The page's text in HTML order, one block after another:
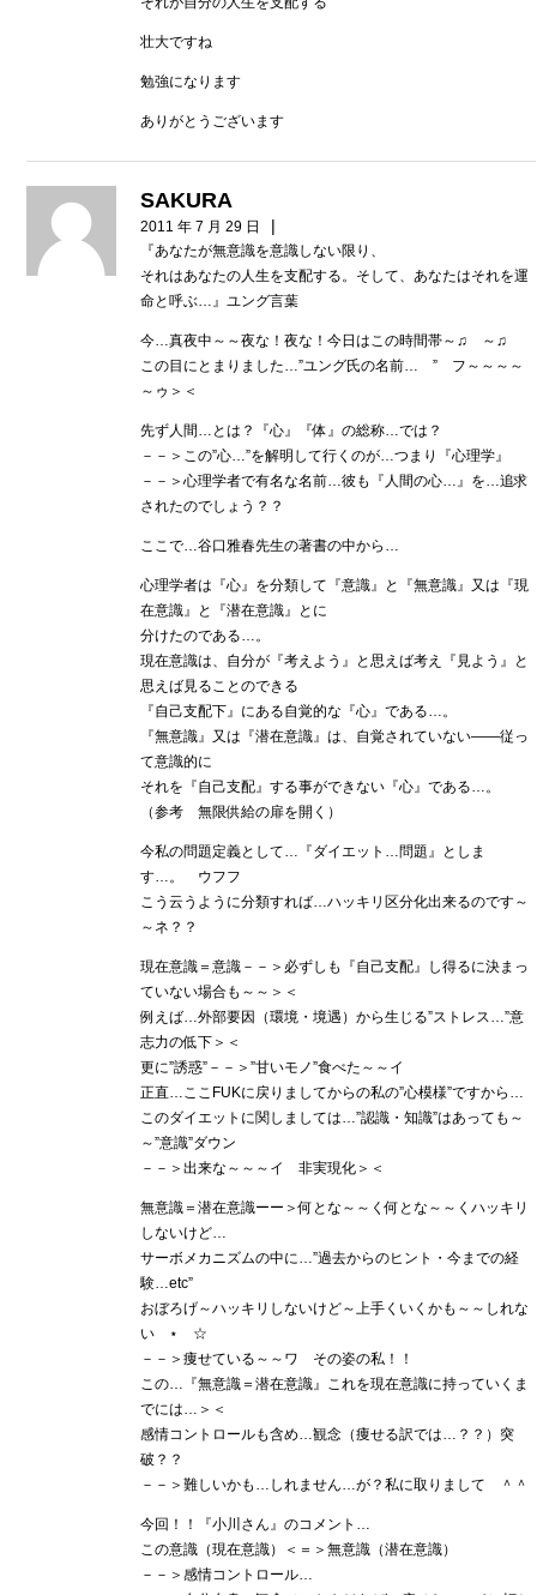
壮大ですね
勉強になります
ありがとうございます
SAKURA
2011 年 7 月 29 日 |
『あなたが無意識を意識しない限り、
それはあなたの人生を支配する。そして、あなたはそれを運
命と呼ぶ…』ユング言葉
今…真夜中～～夜な！夜な！今日はこの時間帯～♫ ～♫
この目にとまりました…”ユング氏の名前… ” フ～～～～
～ゥ＞＜
先ず人間…とは？『心』『体』の総称…では？
－－＞この”心…”を解明して行くのが…つまり『心理学』
－－＞心理学者で有名な名前…彼も『人間の心…』を…追求
されたのでしょう？？
ここで…谷口雅春先生の著書の中から…
心理学者は『心』を分類して『意識』と『無意識』又は『現
在意識』と『潜在意識』とに
分けたのである…。
現在意識は、自分が『考えよう』と思えば考え『見よう』と
思えば見ることのできる
『自己支配下』にある自覚的な『心』である…。
『無意識』又は『潜在意識』は、自覚されていない――従っ
て意識的に
それを『自己支配』する事ができない『心』である…。
（参考 無限供給の扉を開く）
今私の問題定義として…『ダイエット…問題』としま
す…。 ウフフ
こう云うように分類すれば…ハッキリ区分化出来るのです～
～ネ？？
現在意識＝意識－－＞必ずしも『自己支配』し得るに決まっ
ていない場合も～～＞＜
例えば…外部要因（環境・境遇）から生じる”ストレス…”意
志力の低下＞＜
更に”誘惑”－－＞”甘いモノ”食べた～～イ
正直…ここFUKに戻りましてからの私の”心模様”ですから…
このダイエットに関しましては…”認識・知識”はあっても～
～”意識”ダウン
－－＞出来な～～～イ 非実現化＞＜
無意識＝潜在意識ーー＞何とな～～く何とな～～くハッキリ
しないけど…
サーボメカニズムの中に…”過去からのヒント・今までの経
験…etc”
おぼろげ～ハッキリしないけど～上手くいくかも～～しれな
い ⋆ ☆
－－＞痩せている～～ワ その姿の私！！
この…『無意識＝潜在意識』これを現在意識に持っていくま
でには…＞＜
感情コントロールも含め…観念（痩せる訳では…？？）突
破？？
－－＞難しいかも…しれません…が？私に取りまして ＾＾
今回！！『小川さん』のコメント…
この意識（現在意識）＜＝＞無意識（潜在意識）
－－＞感情コントロール…